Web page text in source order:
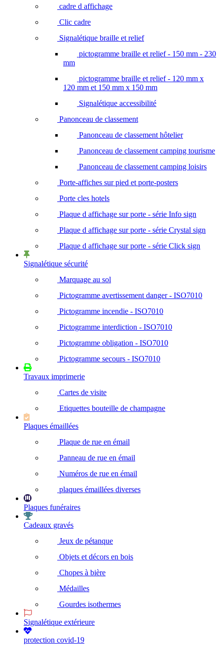
cadre d affichage
Clic cadre
Signalétique braille et relief
pictogramme braille et relief - 150 mm - 230
mm
pictogramme braille et relief - 120 mm x
120 mm et 150 mm x 150 mm
Signalétique accessibilité
Panonceau de classement
Panonceau de classement hôtelier
Panonceau de classement camping tourisme
Panonceau de classement camping loisirs
Porte-affiches sur pied et porte-posters
Porte cles hotels
Plaque d affichage sur porte - série Info sign
Plaque d affichage sur porte - série Crystal sign
Plaque d affichage sur porte - série Click sign
Signalétique sécurité
Marquage au sol
Pictogramme avertissement danger - ISO7010
Pictogramme incendie - ISO7010
Pictogramme interdiction - ISO7010
Pictogramme obligation - ISO7010
Pictogramme secours - ISO7010
Travaux imprimerie
Cartes de visite
Etiquettes bouteille de champagne
Plaques émaillées
Plaque de rue en émail
Panneau de rue en émail
Numéros de rue en émail
plaques émaillées diverses
Plaques funéraires
Cadeaux gravés
Jeux de pétanque
Objets et décors en bois
Chopes à bière
Médailles
Gourdes isothermes
Signalétique extérieure
protection covid-19